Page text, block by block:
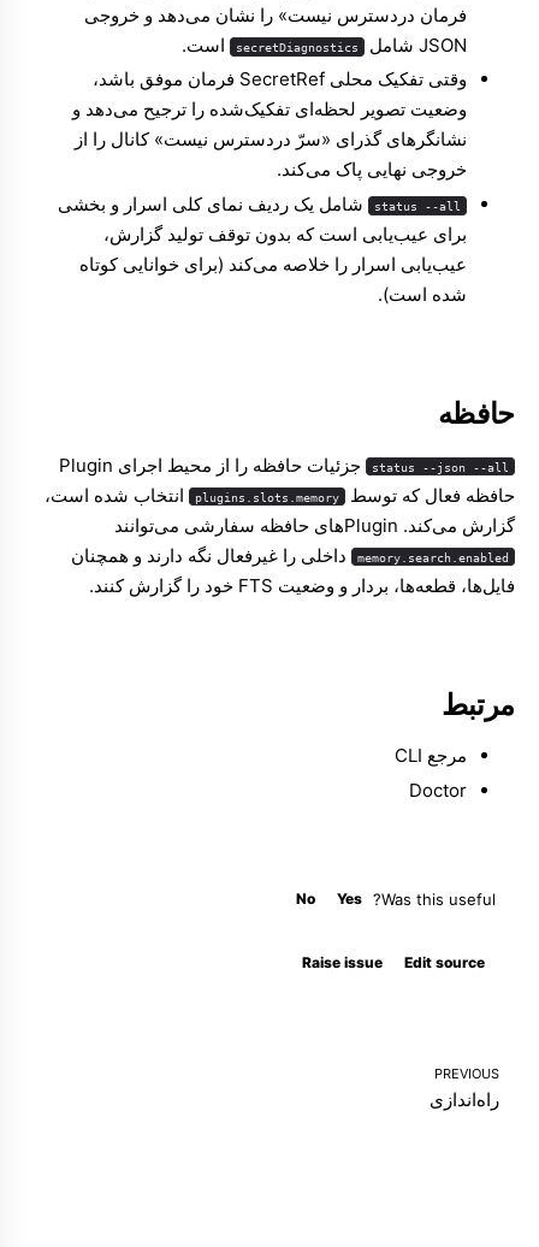
فرمان دردسترس نیست» را نشان می‌دهد و خروجی
JSON شامل
secretDiagnostics است.
وقتی تفکیک محلی SecretRef فرمان موفق باشد،
وضعیت تصویر لحظه‌ای تفکیک‌شده را ترجیح می‌دهد و
نشانگرهای گذرای «سرّ دردسترس نیست» کانال را از
خروجی نهایی پاک می‌کند.
status --all شامل یک ردیف نمای کلی اسرار و بخشی
برای عیب‌یابی است که بدون توقف تولید گزارش،
عیب‌یابی اسرار را خلاصه می‌کند (برای خوانایی کوتاه
شده است).
حافظه
status --json --all
جزئیات حافظه را از محیط اجرای Plugin
حافظه فعال که توسط
plugins.slots.memory انتخاب شده است،
گزارش می‌کند. Pluginهای حافظه سفارشی می‌توانند
memory.search.enabled داخلی را غیرفعال نگه دارند و همچنان
فایل‌ها، قطعه‌ها، بردار و وضعیت FTS خود را گزارش کنند.
مرتبط
مرجع CLI
Doctor
Was this useful?
Yes
No
Edit source
Raise issue
PREVIOUS
راه‌اندازی